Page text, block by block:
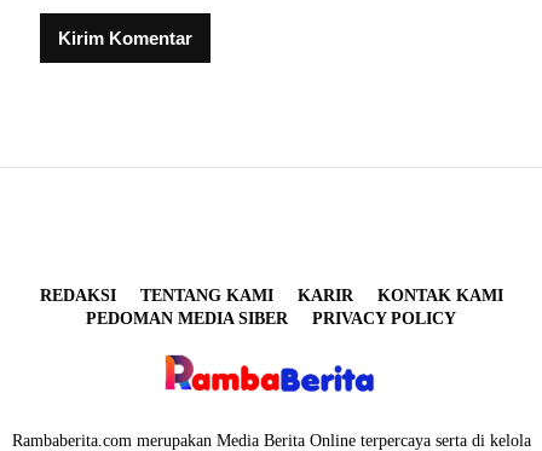
REDAKSI TENTANG KAMI KARIR
KONTAK KAMI
PEDOMAN MEDIA SIBER
PRIVACY POLICY
Rambaberita.com merupakan Media Berita Online terpercaya serta di kelola